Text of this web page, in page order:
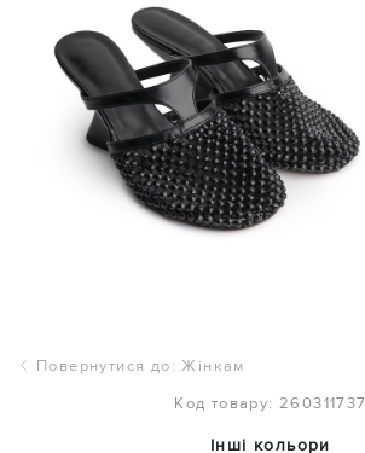
Повернутися до: Жінкам
Код товару: 260311737
Інші кольори